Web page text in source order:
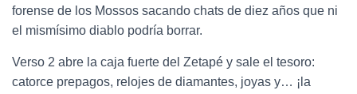
forense de los Mossos sacando chats de diez años que ni
el mismísimo diablo podría borrar.
Verso 2 abre la caja fuerte del Zetapé y sale el tesoro:
catorce prepagos, relojes de diamantes, joyas y… ¡la